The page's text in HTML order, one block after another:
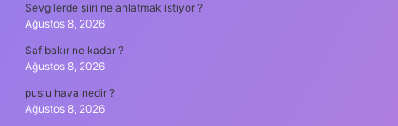
Sevgilerde şiiri ne anlatmak istiyor ?
Ağustos 8, 2026
Saf bakır ne kadar ?
Ağustos 8, 2026
puslu hava nedir ?
Ağustos 8, 2026